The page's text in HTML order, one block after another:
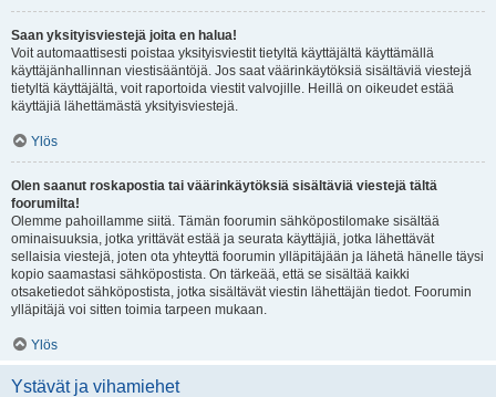
Saan yksityisviestejä joita en halua!
Voit automaattisesti poistaa yksityisviestit tietyltä käyttäjältä käyttämällä
käyttäjänhallinnan viestisääntöjä. Jos saat väärinkäytöksiä sisältäviä viestejä
tietyltä käyttäjältä, voit raportoida viestit valvojille. Heillä on oikeudet estää
käyttäjiä lähettämästä yksityisviestejä.
Ylös
Olen saanut roskapostia tai väärinkäytöksiä sisältäviä viestejä tältä
foorumilta!
Olemme pahoillamme siitä. Tämän foorumin sähköpostilomake sisältää
ominaisuuksia, jotka yrittävät estää ja seurata käyttäjiä, jotka lähettävät
sellaisia viestejä, joten ota yhteyttä foorumin ylläpitäjään ja lähetä hänelle täysi
kopio saamastasi sähköpostista. On tärkeää, että se sisältää kaikki
otsaketiedot sähköpostista, jotka sisältävät viestin lähettäjän tiedot. Foorumin
ylläpitäjä voi sitten toimia tarpeen mukaan.
Ylös
Ystävät ja vihamiehet